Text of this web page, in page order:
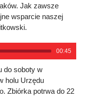
Jak zawsze
wsparcie naszej
00:45
do soboty w
holu Urzędu
Zbiórka potrwa do 22